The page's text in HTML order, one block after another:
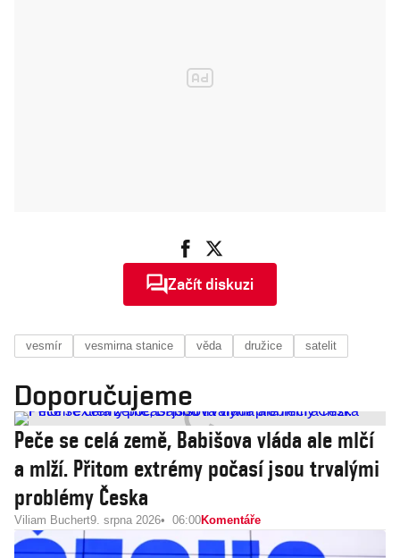
Začít diskuzi
vesmír vesmirna stanice věda družice satelit
Doporučujeme
Peče se celá země, Babišova vláda ale mlčí
a mlží. Přitom extrémy počasí jsou trvalými
problémy Česka
Viliam Buchert9. srpna 2026 06:00Komentáře